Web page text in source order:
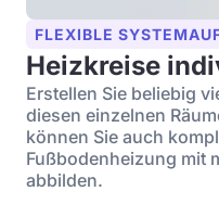
FLEXIBLE
Heizkreise
Erstellen Sie beliebig
diesen einzelnen
können Sie auch
Fußbodenheizung mit
abbilden.